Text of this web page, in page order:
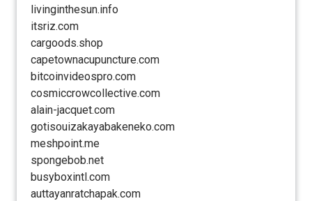
livinginthesun.info
itsriz.com
cargoods.shop
capetownacupuncture.com
bitcoinvideospro.com
cosmiccrowcollective.com
alain-jacquet.com
gotisouizakayabakeneko.com
meshpoint.me
spongebob.net
busyboxintl.com
auttayanratchapak.com